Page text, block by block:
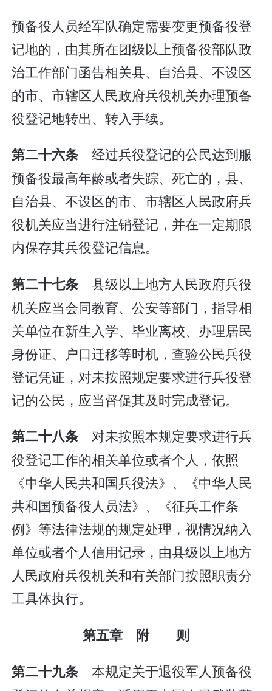
预备役人员经军队确定需要变更预备役登
记地的，由其所在团级以上预备役部队政
治工作部门函告相关县、自治县、不设区
的市、市辖区人民政府兵役机关办理预备
役登记地转出、转入手续。
第二十六条经过兵役登记的公民达到服
预备役最高年龄或者失踪、死亡的，县、
自治县、不设区的市、市辖区人民政府兵
役机关应当进行注销登记，并在一定期限
内保存其兵役登记信息。
第二十七条县级以上地方人民政府兵役
机关应当会同教育、公安等部门，指导相
关单位在新生入学、毕业离校、办理居民
身份证、户口迁移等时机，查验公民兵役
登记凭证，对未按照规定要求进行兵役登
记的公民，应当督促其及时完成登记。
第二十八条对未按照本规定要求进行兵
役登记工作的相关单位或者个人，依照
《中华人民共和国兵役法》、《中华人民
共和国预备役人员法》、《征兵工作条
例》等法律法规的规定处理，视情况纳入
单位或者个人信用记录，由县级以上地方
人民政府兵役机关和有关部门按照职责分
工具体执行。
第五章 附 则
第二十九条 本规定关于退役军人预备役